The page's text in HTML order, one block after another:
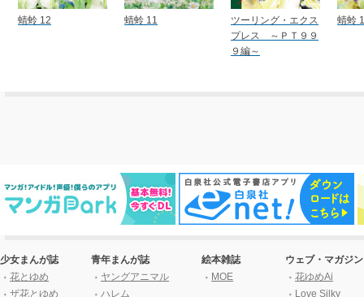
蜻蛉 12 蜻蛉 11
ツーリング・エクス
プレス ～ＰＴ９９
９編～
蜻蛉
少女まんが誌
花とゆめ
ザ花とゆめ
青年まんが誌
ヤングアニマル
ハレム
絵本雑誌
MOE
ウェブ・マガジン
花ゆめAi
Love Silky